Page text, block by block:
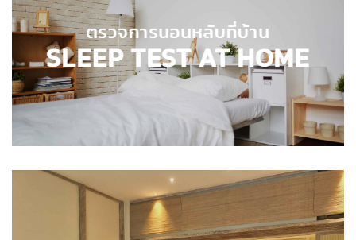
ตรวจการนอนหลับที่บ้าน
SLEEP TEST AT HOME
ตรวจการนอนหลับที่บ้าน
SLEEP TEST AT HOME